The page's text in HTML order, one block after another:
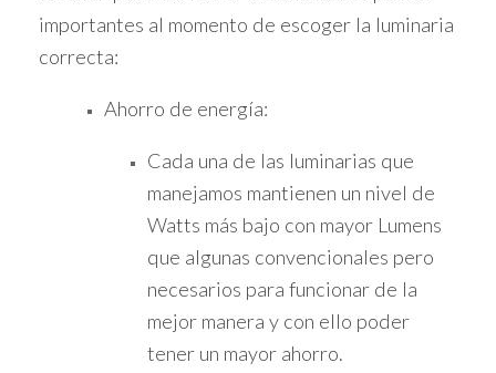
importantes al momento de escoger la luminaria
correcta:
Ahorro de energía:
Cada una de las luminarias que
manejamos mantienen un nivel de
Watts más bajo con mayor Lumens
que algunas convencionales pero
necesarios para funcionar de la
mejor manera y con ello poder
tener un mayor ahorro.